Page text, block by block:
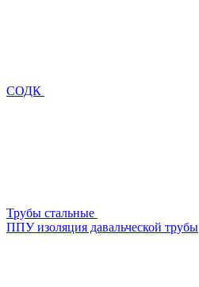
СОДК
Трубы стальные
ППУ изоляция давальческой трубы